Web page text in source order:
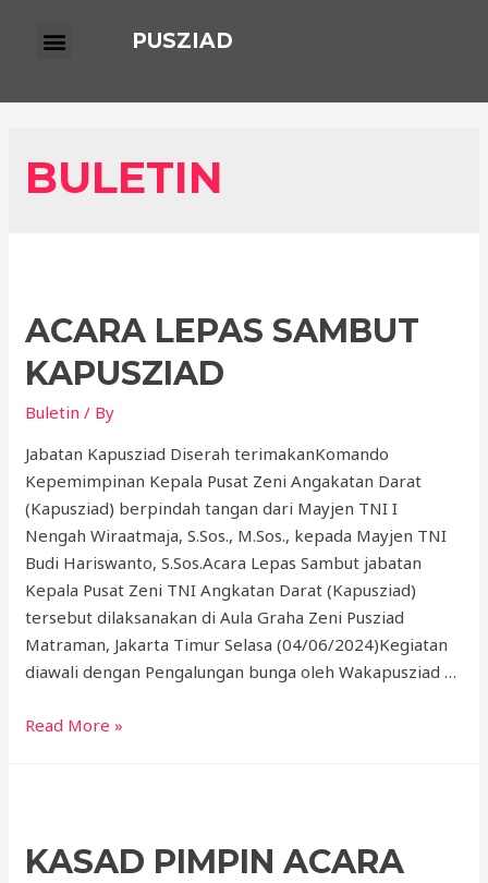
PUSZIAD
BULETIN
ACARA LEPAS SAMBUT
KAPUSZIAD
Buletin / By
Jabatan Kapusziad Diserah terimakanKomando
Kepemimpinan Kepala Pusat Zeni Angakatan Darat
(Kapusziad) berpindah tangan dari Mayjen TNI I
Nengah Wiraatmaja, S.Sos., M.Sos., kepada Mayjen TNI
Budi Hariswanto, S.Sos.Acara Lepas Sambut jabatan
Kepala Pusat Zeni TNI Angkatan Darat (Kapusziad)
tersebut dilaksanakan di Aula Graha Zeni Pusziad
Matraman, Jakarta Timur Selasa (04/06/2024)Kegiatan
diawali dengan Pengalungan bunga oleh Wakapusziad …
Read More »
KASAD PIMPIN ACARA